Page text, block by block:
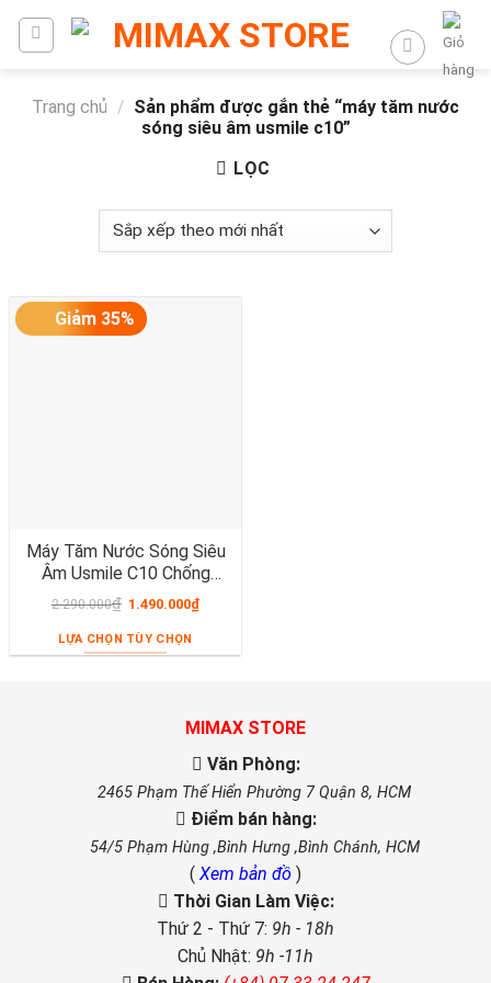
Trang chủ / Sản phẩm được gắn thẻ “máy tăm nước
sóng siêu âm usmile c10”
LỌC
Giảm 35%
Máy Tăm Nước Sóng Siêu
Âm Usmile C10 Chống
Nước IPX7
2.290.000₫ 1.490.000₫
LỰA CHỌN TÙY CHỌN
MIMAX STORE
Văn Phòng:
2465 Phạm Thế Hiển Phường 7 Quận 8, HCM
Điểm bán hàng:
54/5 Phạm Hùng ,Bình Hưng ,Bình Chánh, HCM
( Xem bản đồ )
Thời Gian Làm Việc:
Thứ 2 - Thứ 7: 9h - 18h
Chủ Nhật: 9h -11h